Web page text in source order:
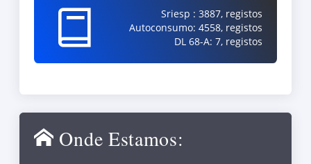
Sriesp : 3887, registos
Autoconsumo: 4558, registos
DL 68-A: 7, registos
Onde Estamos: